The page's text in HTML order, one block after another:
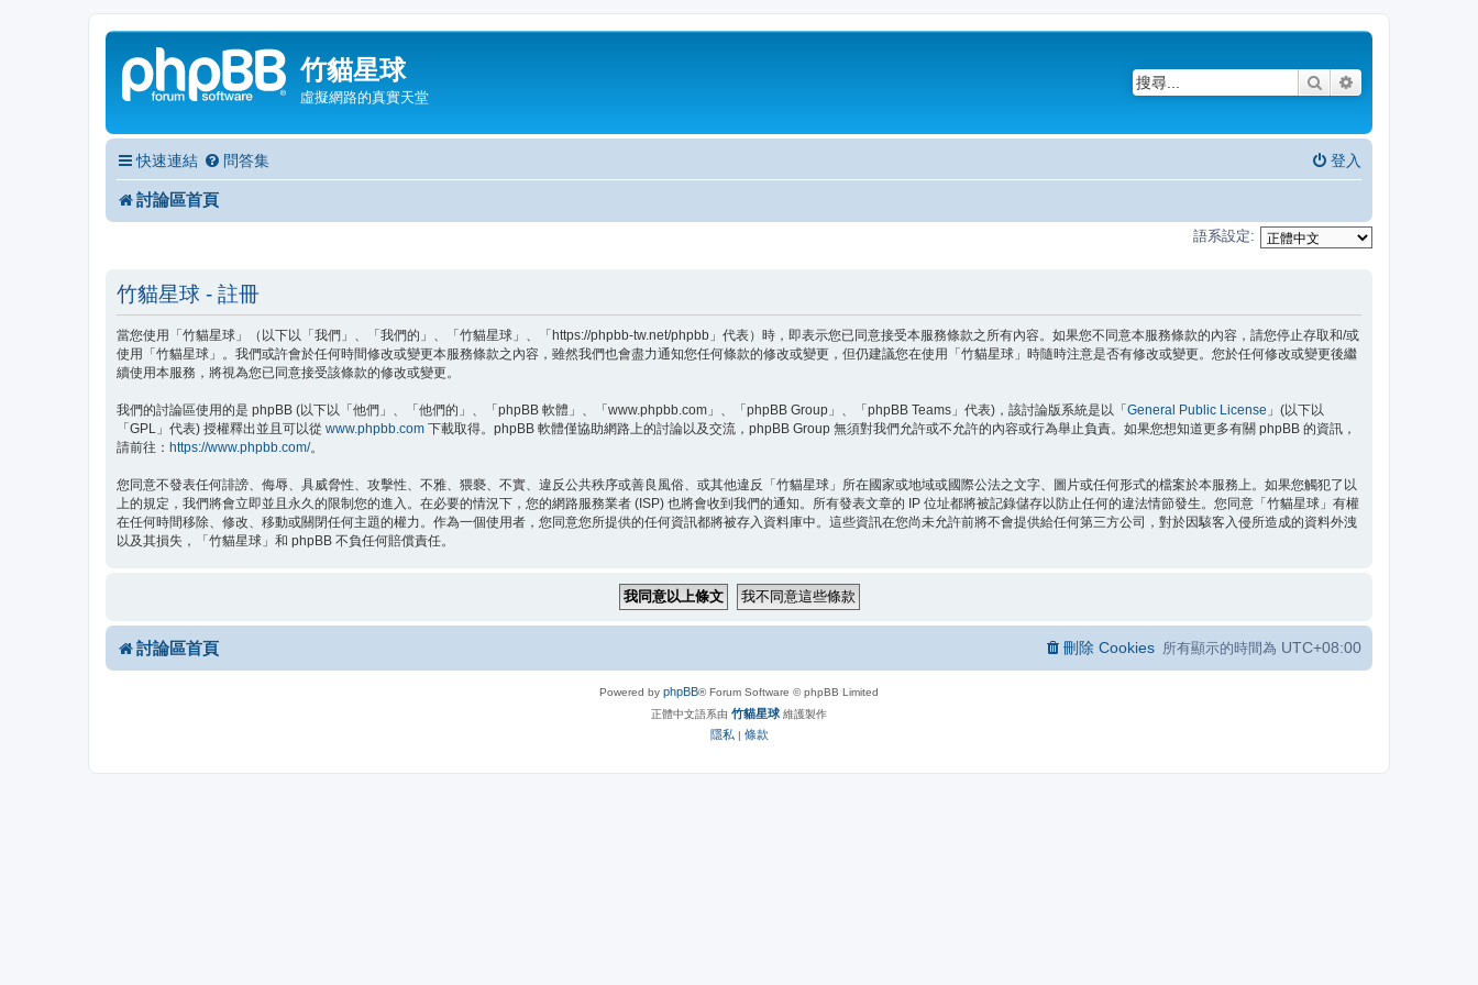
竹貓星球
虛擬網路的真實天堂
搜尋
快速連結 問答集 登入
討論區首頁
語系設定:
竹貓星球 - 註冊
當您使用「竹貓星球」（以下以「我們」、「我們的」、「竹貓星球」、「https://phpbb-tw.net/phpbb」代表）時，即表示您已同意接受本服務條款之所有內容。如果您不同意本服務條款的內容，請您停止存取和/或
使用「竹貓星球」。我們或許會於任何時間修改或變更本服務條款之內容，雖然我們也會盡力通知您任何條款的修改或變更，但仍建議您在使用「竹貓星球」時隨時注意是否有修改或變更。您於任何修改或變更後繼
續使用本服務，將視為您已同意接受該條款的修改或變更。
我們的討論區使用的是 phpBB (以下以「他們」、「他們的」、「phpBB 軟體」、「www.phpbb.com」、「phpBB Group」、「phpBB Teams」代表)，該討論版系統是以「General Public License 」(以下以
「GPL」代表) 授權釋出並且可以從 www.phpbb.com 下載取得。phpBB 軟體僅協助網路上的討論以及交流，phpBB Group 無須對我們允許或不允許的內容或行為舉止負責。如果您想知道更多有關 phpBB 的資訊，
請前往： https://www.phpbb.com/。
您同意不發表任何誹謗、侮辱、具威脅性、攻擊性、不雅、猥褻、不實、違反公共秩序或善良風俗、或其他違反「竹貓星球」所在國家或地域或國際公法之文字、圖片或任何形式的檔案於本服務上。如果您觸犯了以
上的規定，我們將會立即並且永久的限制您的進入。在必要的情況下，您的網路服務業者 (ISP) 也將會收到我們的通知。所有發表文章的 IP 位址都將被記錄儲存以防止任何的違法情節發生。您同意「竹貓星球」有權
在任何時間移除、修改、移動或關閉任何主題的權力。作為一個使用者，您同意您所提供的任何資訊都將被存入資料庫中。這些資訊在您尚未允許前將不會提供給任何第三方公司，對於因駭客入侵所造成的資料外洩
以及其損失，「竹貓星球」和 phpBB 不負任何賠償責任。
討論區首頁 所有顯示的時間為 UTC+08:00
刪除 Cookies
Powered by phpBB® Forum Software © phpBB Limited
正體中文語系由 竹貓星球 維護製作
隱私 | 條款